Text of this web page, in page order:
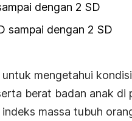
dengan 2 SD
sampai dengan 2 SD
mengetahui
berat badan anak di
massa tubuh